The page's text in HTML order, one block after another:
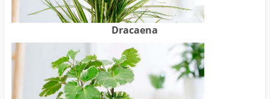
Dracaena